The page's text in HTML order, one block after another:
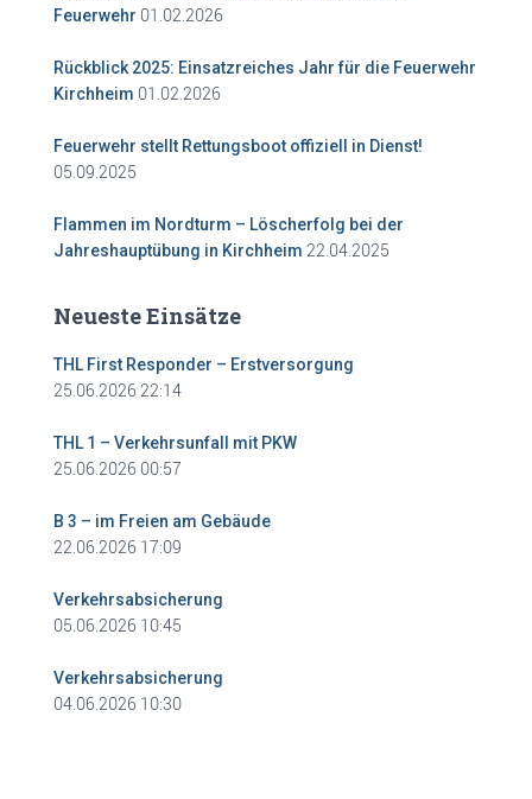
Feuerwehr 01.02.2026
Rückblick 2025: Einsatzreiches Jahr für die Feuerwehr
Kirchheim 01.02.2026
Feuerwehr stellt Rettungsboot offiziell in Dienst!
05.09.2025
Flammen im Nordturm – Löscherfolg bei der
Jahreshauptübung in Kirchheim 22.04.2025
Neueste Einsätze
THL First Responder – Erstversorgung
25.06.2026 22:14
THL 1 – Verkehrsunfall mit PKW
25.06.2026 00:57
B 3 – im Freien am Gebäude
22.06.2026 17:09
Verkehrsabsicherung
05.06.2026 10:45
Verkehrsabsicherung
04.06.2026 10:30